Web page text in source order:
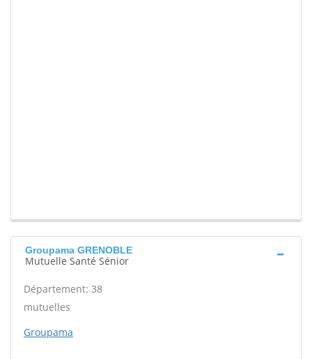
Groupama GRENOBLE
Mutuelle Santé Sénior
Département: 38
mutuelles
Groupama